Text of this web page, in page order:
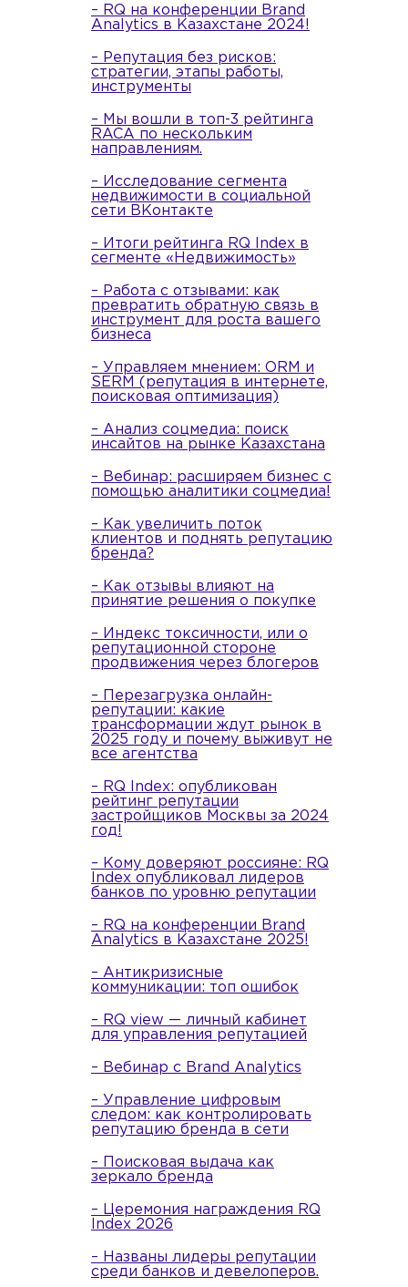
– RQ на конференции Brand
Analytics в Казахстане 2024!
– Репутация без рисков:
стратегии, этапы работы,
инструменты
– Мы вошли в топ-3 рейтинга
RACA по нескольким
направлениям.
– Исследование сегмента
недвижимости в социальной
сети ВКонтакте
– Итоги рейтинга RQ Index в
сегменте «Недвижимость»
– Работа с отзывами: как
превратить обратную связь в
инструмент для роста вашего
бизнеса
– Управляем мнением: ORM и
SERM (репутация в интернете,
поисковая оптимизация)
– Анализ соцмедиа: поиск
инсайтов на рынке Казахстана
– Вебинар: расширяем бизнес с
помощью аналитики соцмедиа!
– Как увеличить поток
клиентов и поднять репутацию
бренда?
– Как отзывы влияют на
принятие решения о покупке
– Индекс токсичности, или о
репутационной стороне
продвижения через блогеров
– Перезагрузка онлайн-
репутации: какие
трансформации ждут рынок в
2025 году и почему выживут не
все агентства
– RQ Index: опубликован
рейтинг репутации
застройщиков Москвы за 2024
год!
– Кому доверяют россияне: RQ
Index опубликовал лидеров
банков по уровню репутации
– RQ на конференции Brand
Analytics в Казахстане 2025!
– Антикризисные
коммуникации: топ ошибок
– RQ view — личный кабинет
для управления репутацией
– Вебинар с Brand Analytics
– Управление цифровым
следом: как контролировать
репутацию бренда в сети
– Поисковая выдача как
зеркало бренда
– Церемония награждения RQ
Index 2026
– Названы лидеры репутации
среди банков и девелоперов.